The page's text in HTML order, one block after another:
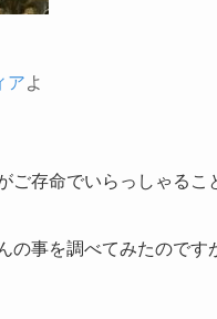
アよ
ご存命でいらっしゃるこ
の事を調べてみたので